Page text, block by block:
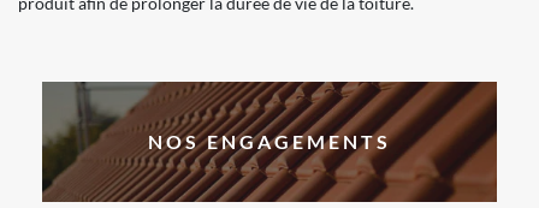
NOS ENGAGEMENTS